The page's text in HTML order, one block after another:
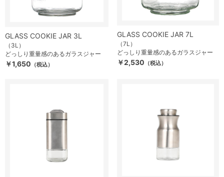
GLASS COOKIE JAR 3L
（3L）
どっしり重量感のあるガラスジャー
￥1,650 （税込）
GLASS COOKIE JAR 7L
（7L）
どっしり重量感のあるガラスジャー
￥2,530 （税込）